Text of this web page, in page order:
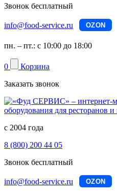
Звонок бесплатный
info@food-service.ru OZON
пн. – пт.: с 10:00 до 18:00
0
Корзина
Заказать звонок
с 2004 года
8 (800) 200 44 05
Звонок бесплатный
info@food-service.ru OZON